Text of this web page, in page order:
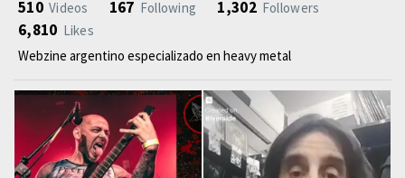
510 Videos 167 Following 1,302 Followers
6,810 Likes
Webzine argentino especializado en heavy metal